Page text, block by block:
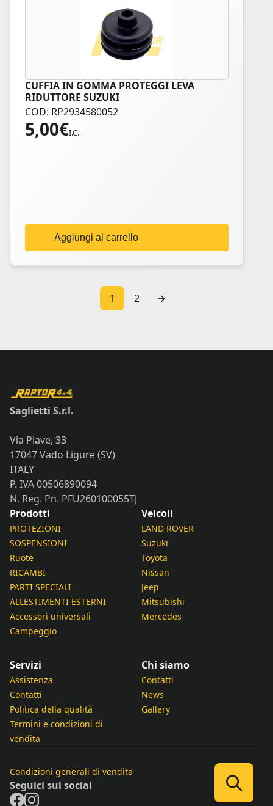
CUFFIA IN GOMMA PROTEGGI LEVA
RIDUTTORE SUZUKI
COD: RP2934580052
5,00€I.C.
Aggiungi al carrello
1 2 →
Saglietti S.r.l.
Via Piave, 33
17047 Vado Ligure (SV)
ITALY
P. IVA 00506890094
N. Reg. Pn. PFU260100055TJ
Prodotti
PROTEZIONI
SOSPENSIONI
Ruote
RICAMBI
PARTI SPECIALI
ALLESTIMENTI ESTERNI
Accessori universali
Campeggio
Veicoli
LAND ROVER
Suzuki
Toyota
Nissan
Jeep
Mitsubishi
Mercedes
Servizi
Assistenza
Contatti
Politica della qualità
Termini e condizioni di
vendita
Chi siamo
Contatti
News
Gallery
Condizioni generali di vendita
Seguici sui social